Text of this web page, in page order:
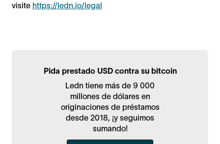
Pida prestado USD contra su bitcoin
Ledn tiene más de 9 000
millones de dólares en
originaciones de préstamos
desde 2018, ¡y seguimos
sumando!
visite https://ledn.io/legal